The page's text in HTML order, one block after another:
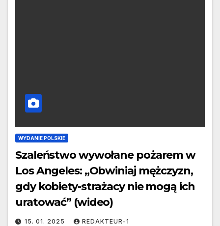
WYDANIE POLSKIE
Szaleństwo wywołane pożarem w
Los Angeles: „Obwiniaj mężczyzn,
gdy kobiety-strażacy nie mogą ich
uratować” (wideo)
15. 01. 2025 REDAKTEUR-1